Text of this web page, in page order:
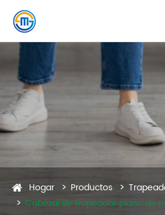
Hogar Productos
Cabezal de trapeador plano de